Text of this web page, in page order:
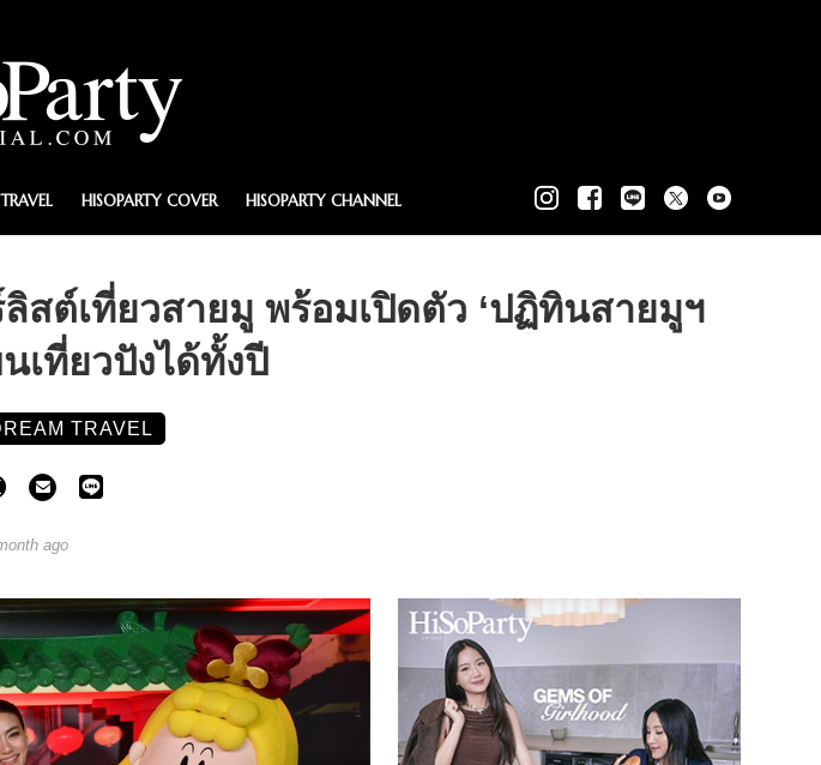
TRAVEL HISOPARTY COVER HISOPARTY CHANNEL
สต์เที่ยวสายมู พร้อมเปิดตัว ‘ปฏิทินสายมูฯ
เที่ยวปังได้ทั้งปี
TRAVEL
ago